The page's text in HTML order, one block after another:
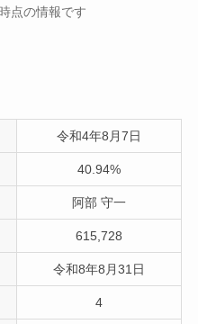
点の情報です
令和4年8月7日
40.94%
阿部 守一
615,728
令和8年8月31日
4